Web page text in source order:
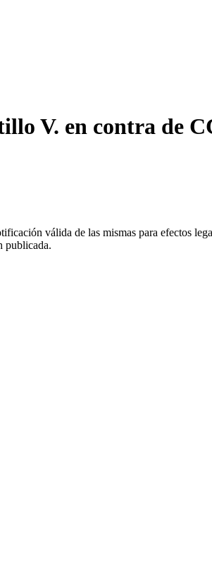
V. en contra de
válida de las mismas para efectos
publicada.